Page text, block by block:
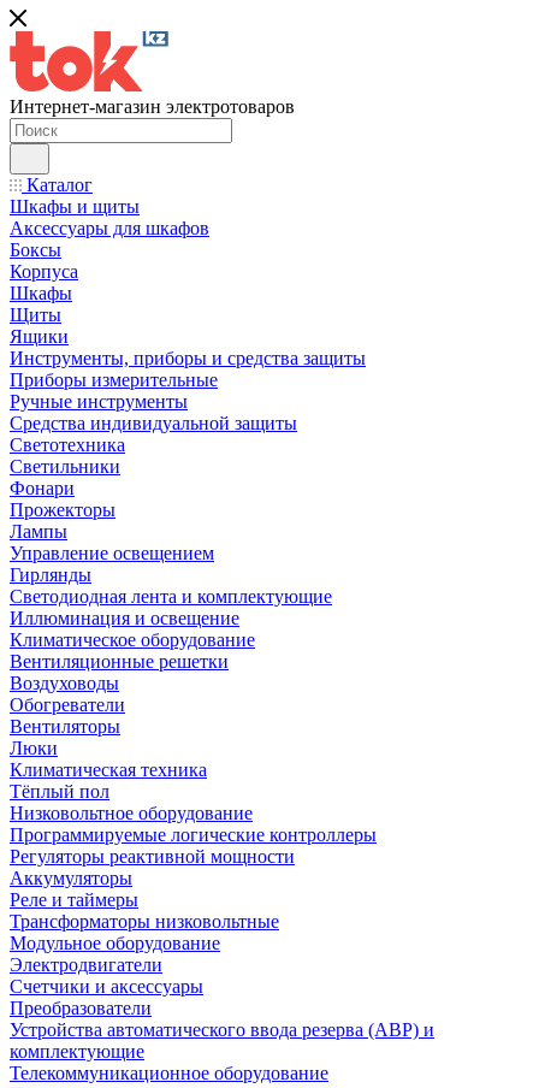
Интернет-магазин электротоваров
Каталог
Шкафы и щиты
Аксессуары для шкафов
Боксы
Корпуса
Шкафы
Щиты
Ящики
Инструменты, приборы и средства защиты
Приборы измерительные
Ручные инструменты
Средства индивидуальной защиты
Светотехника
Светильники
Фонари
Прожекторы
Лампы
Управление освещением
Гирлянды
Светодиодная лента и комплектующие
Иллюминация и освещение
Климатическое оборудование
Вентиляционные решетки
Воздуховоды
Обогреватели
Вентиляторы
Люки
Климатическая техника
Тёплый пол
Низковольтное оборудование
Программируемые логические контроллеры
Регуляторы реактивной мощности
Аккумуляторы
Реле и таймеры
Трансформаторы низковольтные
Модульное оборудование
Электродвигатели
Счетчики и аксессуары
Преобразователи
Устройства автоматического ввода резерва (АВР) и
комплектующие
Телекоммуникационное оборудование